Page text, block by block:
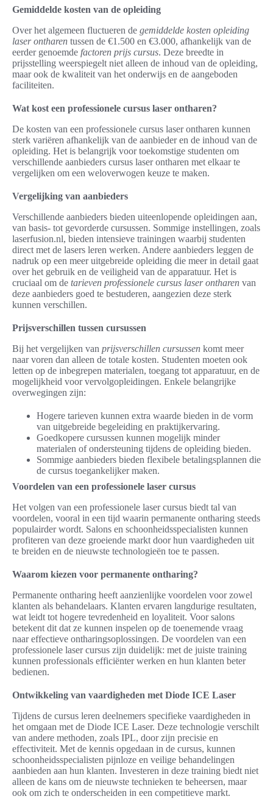
Gemiddelde kosten van de opleiding
Over het algemeen fluctueren de gemiddelde kosten opleiding
laser ontharen tussen de €1.500 en €3.000, afhankelijk van de
eerder genoemde factoren prijs cursus. Deze breedte in
prijsstelling weerspiegelt niet alleen de inhoud van de opleiding,
maar ook de kwaliteit van het onderwijs en de aangeboden
faciliteiten.
Wat kost een professionele cursus laser ontharen?
De kosten van een professionele cursus laser ontharen kunnen
sterk variëren afhankelijk van de aanbieder en de inhoud van de
opleiding. Het is belangrijk voor toekomstige studenten om
verschillende aanbieders cursus laser ontharen met elkaar te
vergelijken om een weloverwogen keuze te maken.
Vergelijking van aanbieders
Verschillende aanbieders bieden uiteenlopende opleidingen aan,
van basis- tot gevorderde cursussen. Sommige instellingen, zoals
laserfusion.nl, bieden intensieve trainingen waarbij studenten
direct met de lasers leren werken. Andere aanbieders leggen de
nadruk op een meer uitgebreide opleiding die meer in detail gaat
over het gebruik en de veiligheid van de apparatuur. Het is
cruciaal om de tarieven professionele cursus laser ontharen van
deze aanbieders goed te bestuderen, aangezien deze sterk
kunnen verschillen.
Prijsverschillen tussen cursussen
Bij het vergelijken van prijsverschillen cursussen komt meer
naar voren dan alleen de totale kosten. Studenten moeten ook
letten op de inbegrepen materialen, toegang tot apparatuur, en de
mogelijkheid voor vervolgopleidingen. Enkele belangrijke
overwegingen zijn:
Hogere tarieven kunnen extra waarde bieden in de vorm
van uitgebreide begeleiding en praktijkervaring.
Goedkopere cursussen kunnen mogelijk minder
materialen of ondersteuning tijdens de opleiding bieden.
Sommige aanbieders bieden flexibele betalingsplannen die
de cursus toegankelijker maken.
Voordelen van een professionele laser cursus
Het volgen van een professionele laser cursus biedt tal van
voordelen, vooral in een tijd waarin permanente ontharing steeds
populairder wordt. Salons en schoonheidsspecialisten kunnen
profiteren van deze groeiende markt door hun vaardigheden uit
te breiden en de nieuwste technologieën toe te passen.
Waarom kiezen voor permanente ontharing?
Permanente ontharing heeft aanzienlijke voordelen voor zowel
klanten als behandelaars. Klanten ervaren langdurige resultaten,
wat leidt tot hogere tevredenheid en loyaliteit. Voor salons
betekent dit dat ze kunnen inspelen op de toenemende vraag
naar effectieve ontharingsoplossingen. De voordelen van een
professionele laser cursus zijn duidelijk: met de juiste training
kunnen professionals efficiënter werken en hun klanten beter
bedienen.
Ontwikkeling van vaardigheden met Diode ICE Laser
Tijdens de cursus leren deelnemers specifieke vaardigheden in
het omgaan met de Diode ICE Laser. Deze technologie verschilt
van andere methoden, zoals IPL, door zijn precisie en
effectiviteit. Met de kennis opgedaan in de cursus, kunnen
schoonheidsspecialisten pijnloze en veilige behandelingen
aanbieden aan hun klanten. Investeren in deze training biedt niet
alleen de kans om de nieuwste technieken te beheersen, maar
ook om zich te onderscheiden in een competitieve markt.